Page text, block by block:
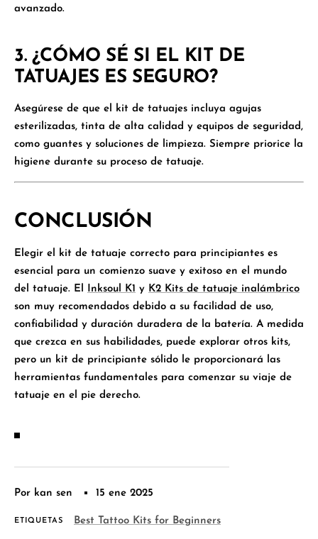
Por kan sen 15 ene 2025
ETIQUETAS Best Tattoo Kits for Beginners
avanzado.
3. ¿CÓMO SÉ SI EL KIT DE
TATUAJES ES SEGURO?
Asegúrese de que el kit de tatuajes incluya agujas
esterilizadas, tinta de alta calidad y equipos de seguridad,
como guantes y soluciones de limpieza. Siempre priorice la
higiene durante su proceso de tatuaje.
CONCLUSIÓN
Elegir el kit de tatuaje correcto para principiantes es
esencial para un comienzo suave y exitoso en el mundo
del tatuaje. El Inksoul K1 y K2 Kits de tatuaje inalámbrico
son muy recomendados debido a su facilidad de uso,
confiabilidad y duración duradera de la batería. A medida
que crezca en sus habilidades, puede explorar otros kits,
pero un kit de principiante sólido le proporcionará las
herramientas fundamentales para comenzar su viaje de
tatuaje en el pie derecho.